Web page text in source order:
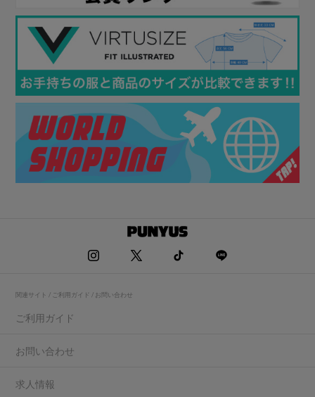
関連サイト / ご利用ガイド / お問い合わせ
ご利用ガイド
お問い合わせ
求人情報